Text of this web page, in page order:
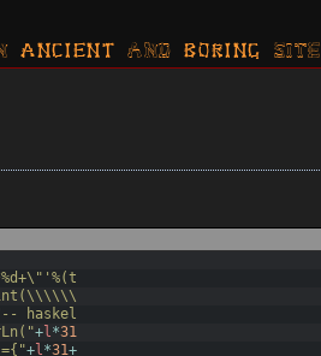
ancient AND boring SITE
haskel
+l*31
+l*31+